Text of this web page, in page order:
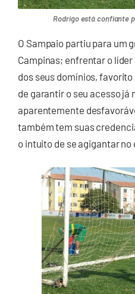
Rodrigo está confiante
O Sampaio partiu para um
Campinas; enfrentar o
dos seus domínios,
de garantir o seu acesso já
aparentemente
também tem suas
o intuito de se agigantar